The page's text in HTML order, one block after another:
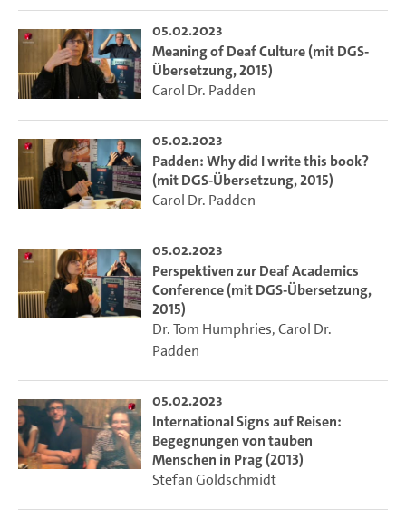
05.02.2023
Meaning of Deaf Culture (mit DGS-
Übersetzung, 2015)
Carol Dr. Padden
05.02.2023
Padden: Why did I write this book?
(mit DGS-Übersetzung, 2015)
Carol Dr. Padden
05.02.2023
Perspektiven zur Deaf Academics
Conference (mit DGS-Übersetzung,
2015)
Dr. Tom Humphries,Carol Dr.
Padden
05.02.2023
International Signs auf Reisen:
Begegnungen von tauben
Menschen in Prag (2013)
Stefan Goldschmidt